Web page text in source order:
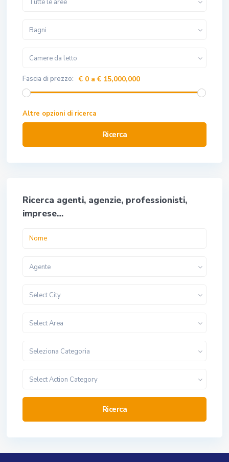
Tutte le aree
Bagni
Camere da letto
Fascia di prezzo: € 0 a € 15,000,000
Altre opzioni di ricerca
Ricerca
Ricerca agenti, agenzie, professionisti,
imprese…
Agente
Select City
Select Area
Seleziona Categoria
Select Action Category
Ricerca